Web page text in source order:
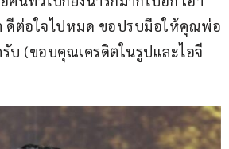
ดีต่อใจไปหมด ขอปรบมือให้คุณพ่อ
รับ (ขอบคุณเครดิตในรูปและไอจี